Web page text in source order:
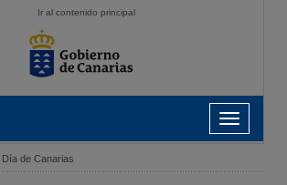
Ir al contenido principal
Toggle
navigation
Día de Canarias